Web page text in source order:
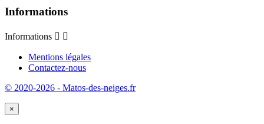
Informations
Informations  
Mentions légales
Contactez-nous
© 2020-2026 - Matos-des-neiges.fr
×